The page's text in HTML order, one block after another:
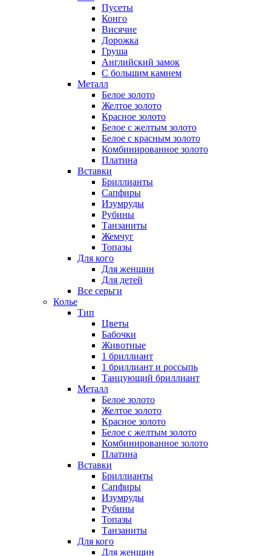
Пусеты
Конго
Висячие
Дорожка
Груша
Английский замок
С большим камнем
Металл
Белое золото
Желтое золото
Красное золото
Белое с желтым золото
Белое с красным золото
Комбинированное золото
Платина
Вставки
Бриллианты
Сапфиры
Изумруды
Рубины
Танзаниты
Жемчуг
Топазы
Для кого
Для женщин
Для детей
Все серьги
Колье
Тип
Цветы
Бабочки
Животные
1 бриллиант
1 бриллиант и россыпь
Танцующий бриллиант
Металл
Белое золото
Желтое золото
Красное золото
Белое с желтым золото
Комбинированное золото
Платина
Вставки
Бриллианты
Сапфиры
Изумруды
Рубины
Топазы
Танзаниты
Для кого
Для женщин